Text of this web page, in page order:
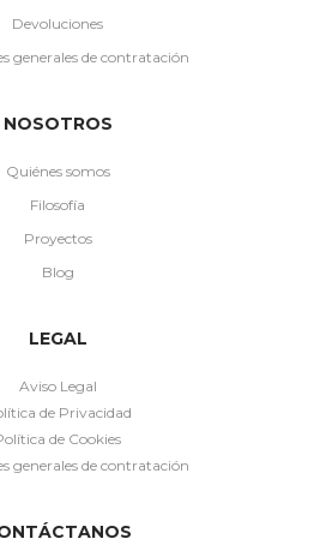
Devoluciones
generales de contratación
NOSOTROS
Quiénes somos
Filosofía
Proyectos
Blog
LEGAL
Aviso Legal
de Privacidad
de Cookies
generales de contratación